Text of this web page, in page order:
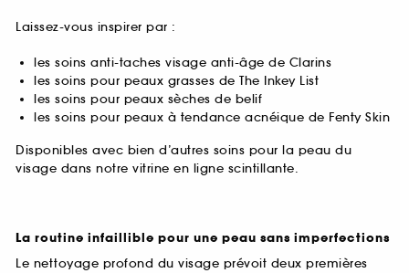
Laissez-vous inspirer par :
les soins anti-taches visage anti-âge de Clarins
les soins pour peaux grasses de The Inkey List
les soins pour peaux sèches de belif
les soins pour peaux à tendance acnéique de Fenty Skin
Disponibles avec bien d’autres soins pour la peau du
visage dans notre vitrine en ligne scintillante.
La routine infaillible pour une peau sans imperfections
Le nettoyage profond du visage prévoit deux premières